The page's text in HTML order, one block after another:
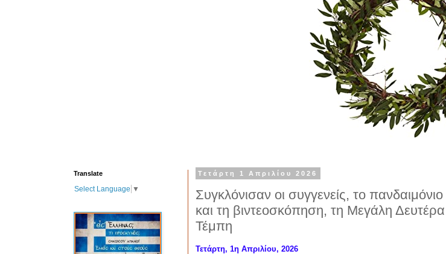
Τετάρτη 1 Απριλίου 2026
Συγκλόνισαν οι συγγενείς, το
και τη βιντεοσκόπηση, τη Μεγάλη Δευτέρα
Τέμπη
Τετάρτη, 1η Απριλίου, 2026
Translate
Select Language ▼